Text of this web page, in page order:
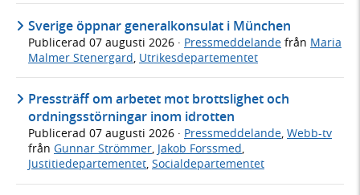
Sverige öppnar generalkonsulat i München
Publicerad 07 augusti 2026 · Pressmeddelande från Maria
Malmer Stenergard Utrikesdepartementet
Pressträff om arbetet mot brottslighet och
ordningsstörningar inom idrotten
Publicerad 07 augusti 2026 · Pressmeddelande, Webb-tv
från Gunnar Strömmer, Jakob Forssmed,
Justitiedepartementet, Socialdepartementet